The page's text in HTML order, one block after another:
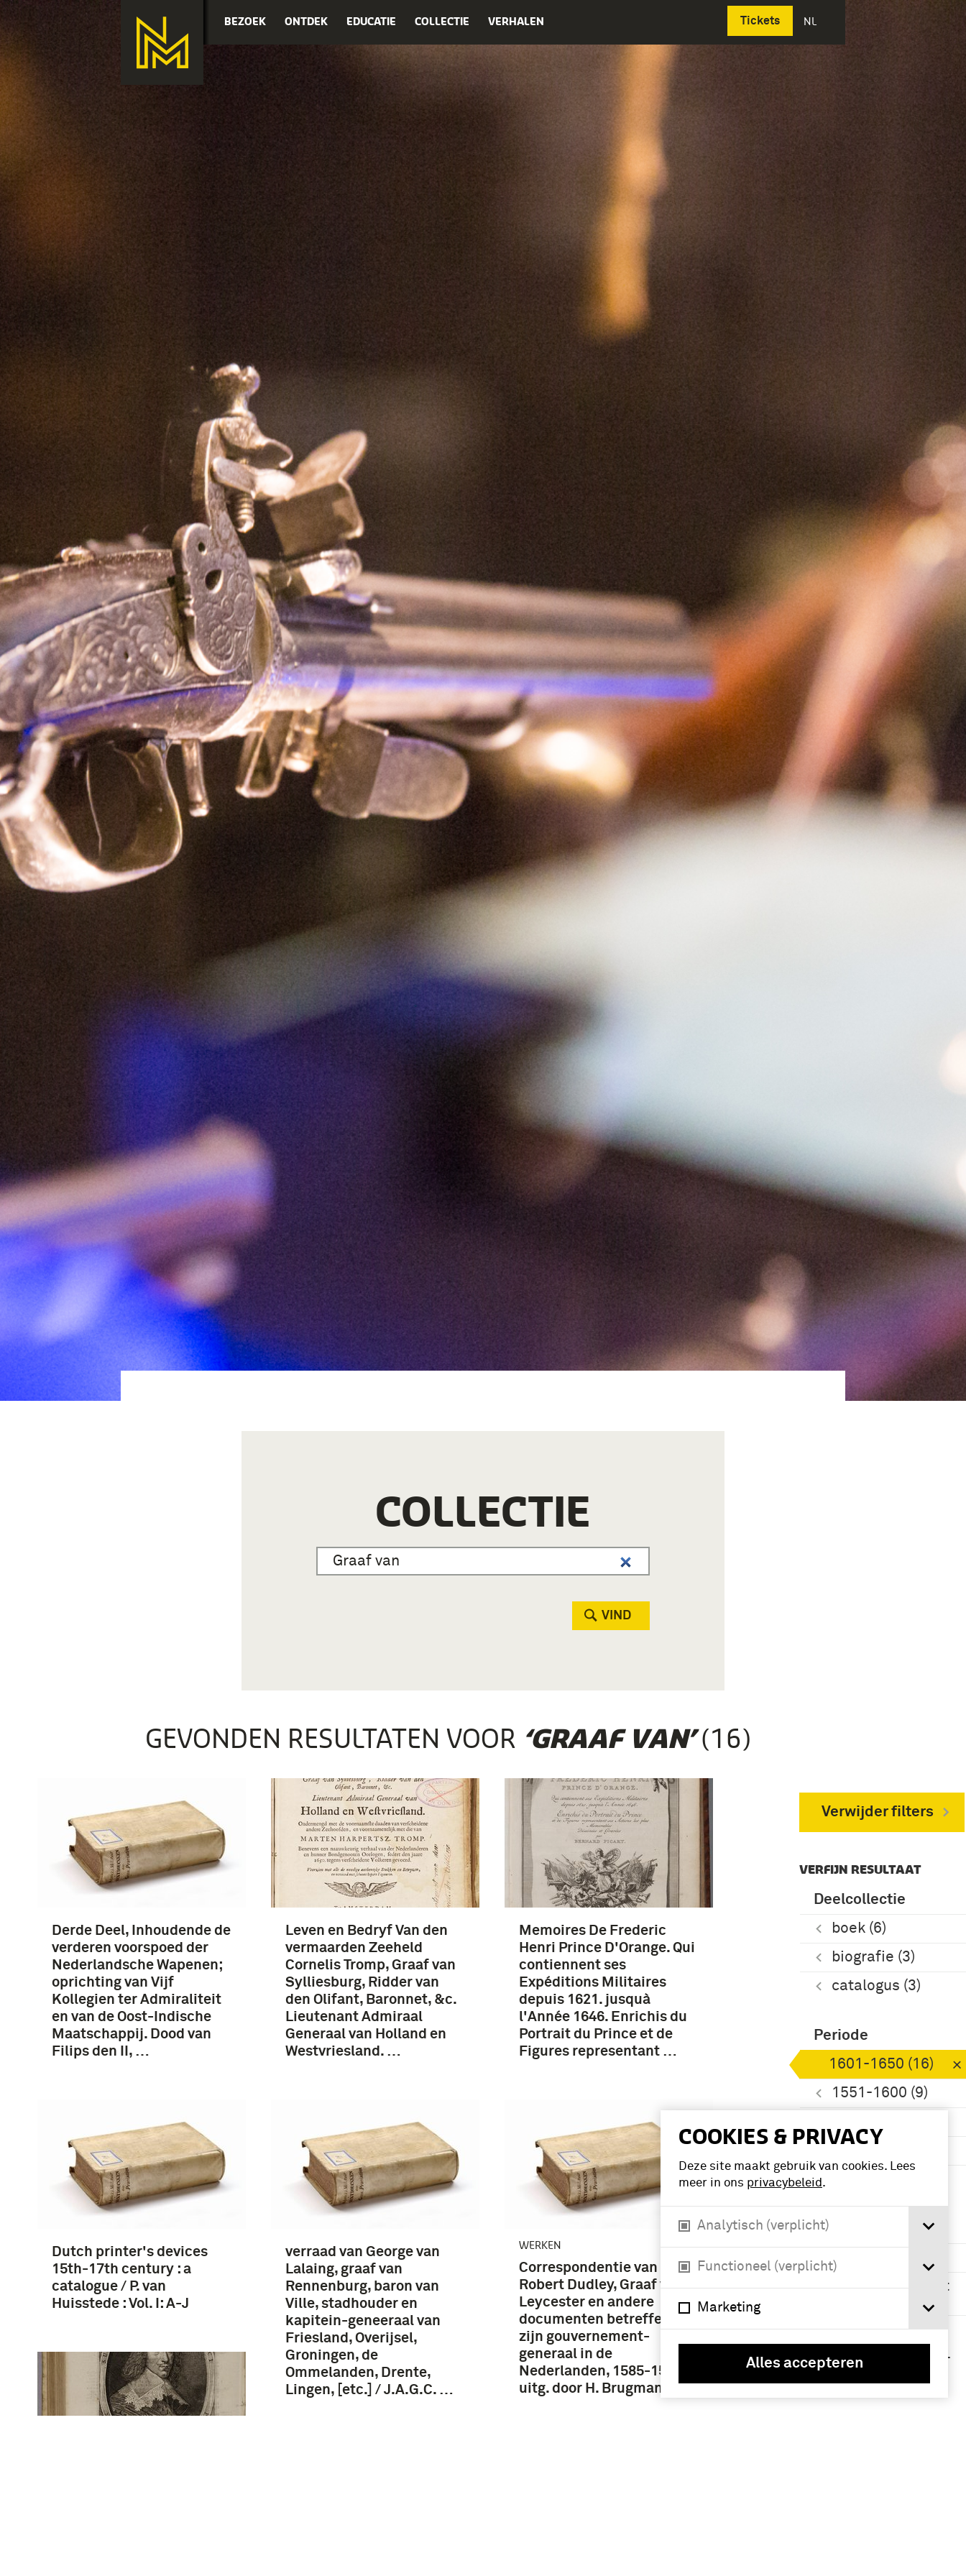
BEZOEK ONTDEK EDUCATIE COLLECTIE VERHALEN Tickets NL
Deutsch
COOKIES & PRIVACY
Deze site maakt gebruik van cookies. Lees
meer in ons privacybeleid.
Analytisch (verplicht)
Functioneel (verplicht)
Marketing
Alles accepteren
COLLECTIE
VIND
GEVONDEN RESULTATEN VOOR ‘GRAAF VAN’(16)
Verwijder filters
VERFIJN RESULTAAT
Deelcollectie
boek (6)
biografie (3)
catalogus (3)
Periode
1601-1650 (16)
1551-1600 (9)
Geografie
Nederland (6)
Nederlanden (tot
Republiek der
Verenigde
Provinciën (1579-
Derde Deel, Inhoudende de
verderen voorspoed der
Nederlandsche Wapenen;
oprichting van Vijf
Kollegien ter Admiraliteit
en van de Oost-Indische
Maatschappij. Dood van
Filips den II, …
Dutch printer's devices
15th-17th century : a
catalogue / P. van
Huisstede : Vol. I: A-J
Leven en Bedryf Van den
vermaarden Zeeheld
Cornelis Tromp, Graaf van
Sylliesburg, Ridder van
den Olifant, Baronnet, &c.
Lieutenant Admiraal
Generaal van Holland en
Westvriesland. …
verraad van George van
Lalaing, graaf van
Rennenburg, baron van
Ville, stadhouder en
kapitein-geneeraal van
Friesland, Overijsel,
Groningen, de
Ommelanden, Drente,
Lingen, [etc.] / J.A.G.C. …
Memoires De Frederic
Henri Prince D'Orange. Qui
contiennent ses
Expéditions Militaires
depuis 1621. jusquà
l'Année 1646. Enrichis du
Portrait du Prince et de
Figures representant …
WERKEN
Correspondentie van
Robert Dudley, Graaf van
Leycester en andere
documenten betreffende
zijn gouvernement-
generaal in de
Nederlanden, 1585-1588 /
uitg. door H. Brugmans